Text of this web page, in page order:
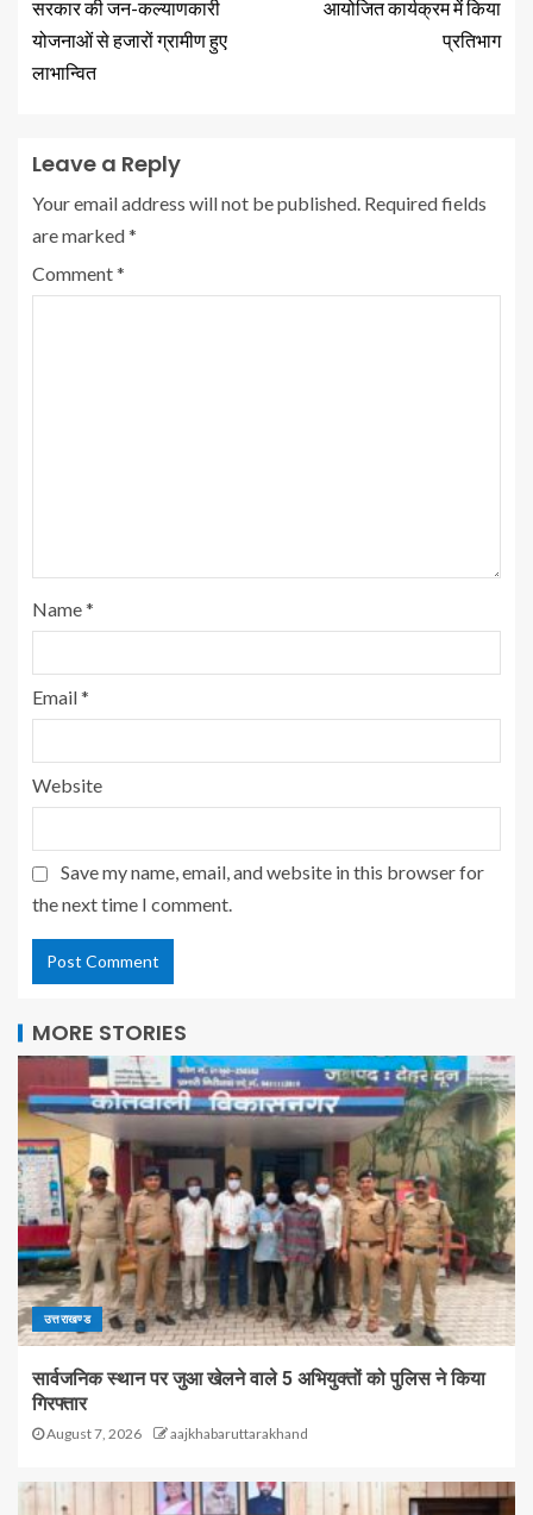
सरकार की जन-कल्याणकारी
योजनाओं से हजारों ग्रामीण हुए
लाभान्वित
आयोजित कार्यक्रम में किया
प्रतिभाग
Leave a Reply
Your email address will not be published. Required fields
are marked*
Comment*
Name*
Email*
Website
Save my name, email, and website in this browser for
the next time I comment.
MORE STORIES
उत्तराखण्ड
सार्वजनिक स्थान पर जुआ खेलने वाले 5 अभियुक्तों को पुलिस ने किया
गिरफ्तार
August 7, 2026 aajkhabaruttarakhand